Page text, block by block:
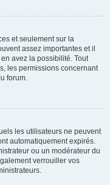
et seulement sur la
assez importantes et il
avez la possibilité. Tout
les permissions concernant
forum.
les utilisateurs ne peuvent
automatiquement expirés.
ou un modérateur du
verrouiller vos